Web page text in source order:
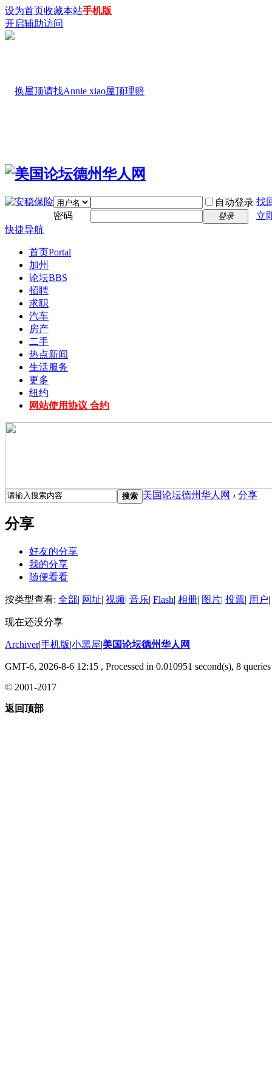
设为首页收藏本站手机版
开启辅助访问
自动登录 找
密码
登录
立
快捷导航
首页Portal
加州
论坛BBS
招聘
求职
汽车
房产
二手
热点新闻
生活服务
更多
纽约
网站使用协议 合约
搜索 美国论坛德州华人网 › 分享
分享
好友的分享
我的分享
随便看看
按类型查看: 全部| 网址| 视频| 音乐| Flash| 相册| 图片| 投票| 用户|
现在还没分享
Archiver|手机版|小黑屋|美国论坛德州华人网
GMT-6, 2026-8-6 12:15 , Processed in 0.010951 second(s), 8
© 2001-2017
返回顶部